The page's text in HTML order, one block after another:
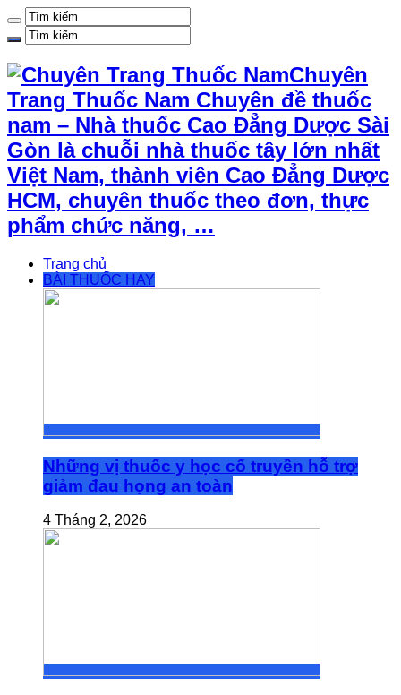
Chuyên
Trang Thuốc Nam Chuyên đề thuốc
nam – Nhà thuốc Cao Đẳng Dược Sài
Gòn là chuỗi nhà thuốc tây lớn nhất
Việt Nam, thành viên Cao Đẳng Dược
HCM, chuyên thuốc theo đơn, thực
phẩm chức năng, …
Trang chủ
BÀI THUỐC HAY
Những vị thuốc y học cổ truyền hỗ trợ
giảm đau họng an toàn
4 Tháng 2, 2026